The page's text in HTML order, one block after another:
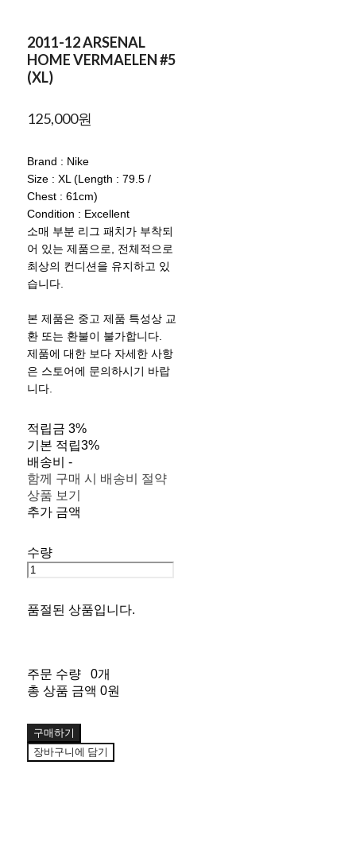
2011-12 ARSENAL
HOME VERMAELEN #5
(XL)
125,000원
Brand : Nike
Size : XL (Length : 79.5 /
Chest : 61cm)
Condition : Excellent
소매 부분 리그 패치가 부착되
어 있는 제품으로, 전체적으로
최상의 컨디션을 유지하고 있
습니다.
본 제품은 중고 제품 특성상 교
환 또는 환불이 불가합니다.
제품에 대한 보다 자세한 사항
은 스토어에 문의하시기 바랍
니다.
적립금 3%
기본 적립3%
배송비 -
함께 구매 시 배송비 절약
상품 보기
추가 금액
수량
품절된 상품입니다.
주문 수량
0개
총 상품 금액 0원
구매하기
장바구니에 담기